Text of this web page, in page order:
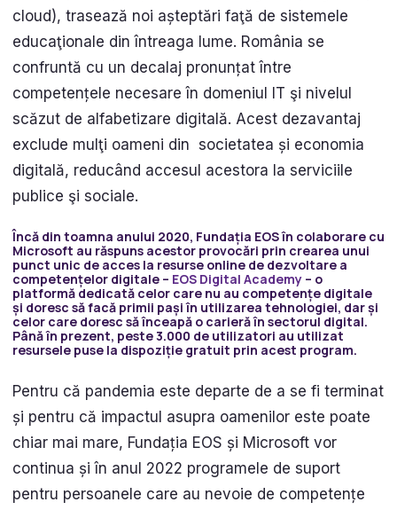
cloud), trasează noi așteptări faţă de sistemele
educaţionale din întreaga lume. România se
confruntă cu un decalaj pronunțat între
competențele necesare în domeniul IT şi nivelul
scăzut de alfabetizare digitală. Acest dezavantaj
exclude mulţi oameni din societatea și economia
digitală, reducând accesul acestora la serviciile
publice şi sociale.
Încă din toamna anului 2020, Fundația EOS în colaborare cu
Microsoft au răspuns acestor provocări prin crearea unui
punct unic de acces la resurse online de dezvoltare a
competențelor digitale – EOS Digital Academy – o
platformă dedicată celor care nu au competențe digitale
și doresc să facă primii pași în utilizarea tehnologiei, dar și
celor care doresc să înceapă o carieră în sectorul digital.
Până în prezent, peste 3.000 de utilizatori au utilizat
resursele puse la dispoziție gratuit prin acest program.
Pentru că pandemia este departe de a se fi terminat
și pentru că impactul asupra oamenilor este poate
chiar mai mare, Fundația EOS și Microsoft vor
continua și în anul 2022 programele de suport
pentru persoanele care au nevoie de competențe